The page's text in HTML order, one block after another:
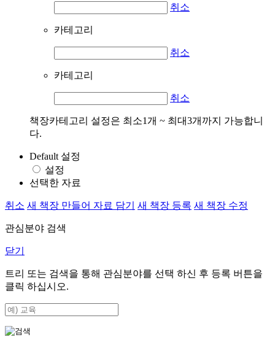
취소
카테고리
취소
카테고리
취소
책장카테고리 설정은 최소1개 ~ 최대3개까지 가능합니
다.
Default 설정
설정
선택한 자료
취소 새 책장 만들어 자료 담기 새 책장 등록 새 책장 수정
관심분야 검색
닫기
트리 또는 검색을 통해 관심분야를 선택 하신 후 등록 버튼을
클릭 하십시오.